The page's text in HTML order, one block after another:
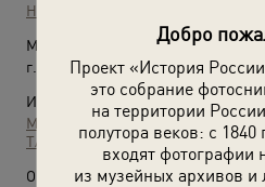
Добро
Проект «История
это собрание
на территории
полутора веков: с 1840
входят фотографии
из музейных архивов и
Наум Грановский
Место съемки:
г. Москва
Источники:
МАММ / МДФ
ТАСС
О фотографии: